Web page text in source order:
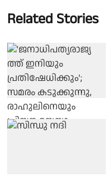
Related Stories